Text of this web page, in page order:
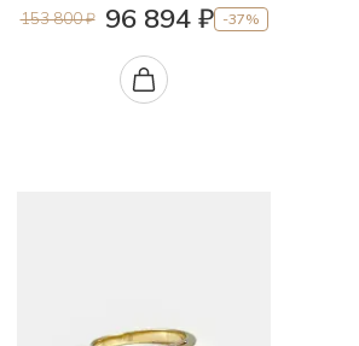
153 800 ₽ 96 894 ₽ -37%